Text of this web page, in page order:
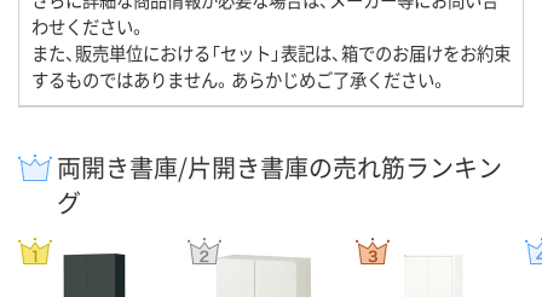
わせください。
また、販売単位における「セット」表記は、箱でのお届けをお約束
するものではありません。あらかじめご了承ください。
両開き書庫/片開き書庫の売れ筋ランキン
グ